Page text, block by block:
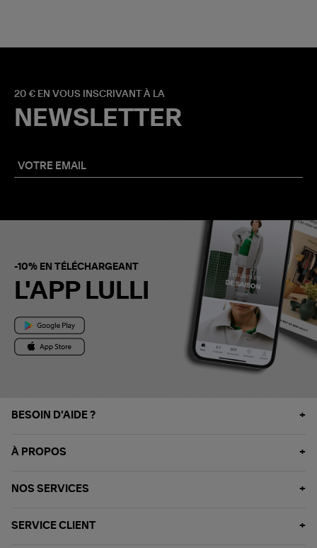
20 € EN VOUS INSCRIVANT À LA
NEWSLETTER
-10% EN TÉLÉCHARGEANT
L'APP LULLI
BESOIN D'AIDE ?
À PROPOS
NOS SERVICES
SERVICE CLIENT